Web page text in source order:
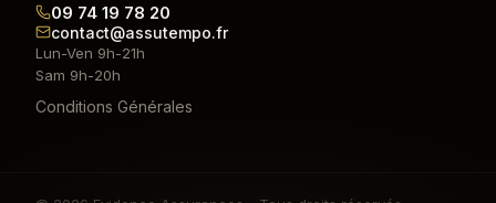
09 74 19 78 20
contact@assutempo.fr
Lun-Ven 9h-21h
Sam 9h-20h
Conditions Générales